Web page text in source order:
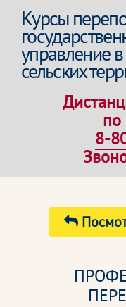
Курсы
управление
сельских
по
8-